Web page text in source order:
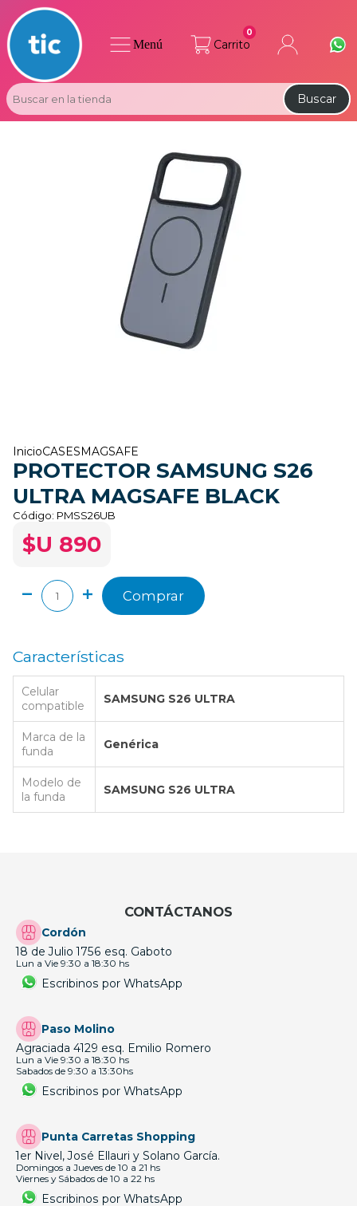
Carrito
0
Buscar
Menú
InicioCASES MAGSAFE
PROTECTOR SAMSUNG S26
ULTRA MAGSAFE BLACK
Código: PMSS26UB
$U 890
Comprar
Características
Celular
compatible
SAMSUNG S26 ULTRA
Marca de la
funda
Genérica
Modelo de
la funda
SAMSUNG S26 ULTRA
CONTÁCTANOS
Cordón
18 de Julio 1756 esq. Gaboto
Lun a Vie 9:30 a 18:30 hs
Escribinos por WhatsApp
Paso Molino
Agraciada 4129 esq. Emilio Romero
Lun a Vie 9:30 a 18:30 hs
Sabados de 9:30 a 13:30hs
Escribinos por WhatsApp
Punta Carretas Shopping
1er Nivel, José Ellauri y Solano García.
Domingos a Jueves de 10 a 21 hs
Viernes y Sábados de 10 a 22 hs
Escribinos por WhatsApp